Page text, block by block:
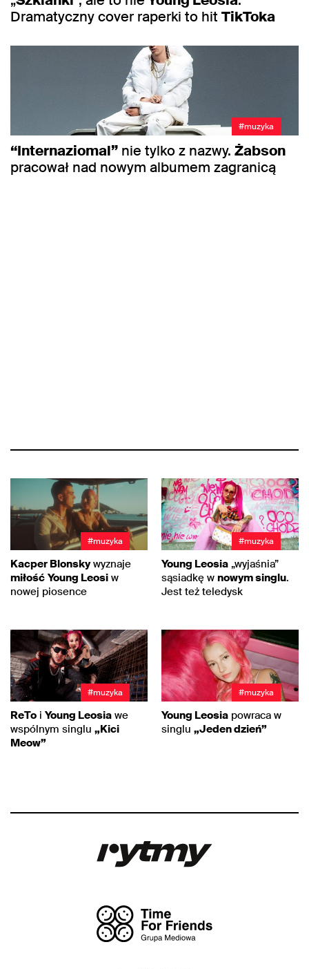
Dramatyczny cover raperki to hit TikToka
#muzyka
“Internaziomal” nie tylko z nazwy. Żabson
pracował nad nowym albumem zagranicą
#muzyka
Kacper Blonskywyznaje
miłość Young Leosi w
nowej piosence
#muzyka
Young Leosia „wyjaśnia”
sąsiadkę w nowym singlu.
Jest też teledysk
#muzyka
ReTo i Young Leosia we
wspólnym singlu „Kici
Meow”
#muzyka
Young Leosia powraca w
singlu „Jeden dzień”